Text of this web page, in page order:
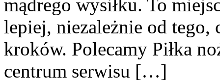
mądrego wysiłku. To
lepiej, niezależnie od tego,
kroków. Polecamy Piłka
centrum serwisu […]